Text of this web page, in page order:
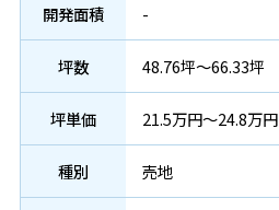
開発面積 -
坪数 48.76坪～66.33坪
坪単価 21.5万円～24.8万円
種別 売地